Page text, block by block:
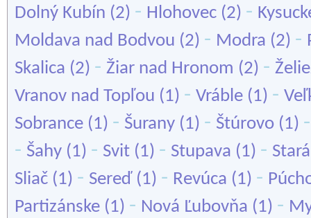
Dolný Kubín (2) - Hlohovec (2) -
Moldava nad Bodvou (2) - Modra (2) -
Skalica (2) - Žiar nad Hronom (2) -
Vranov nad Topľou (1) - Vráble (1) -
Sobrance (1) - Šurany (1) - Štúrovo (1)
- Šahy (1) - Svit (1) - Stupava (1) -
Sliač (1) - Sereď (1) - Revúca (1) -
Partizánske (1) - Nová Ľubovňa (1) -